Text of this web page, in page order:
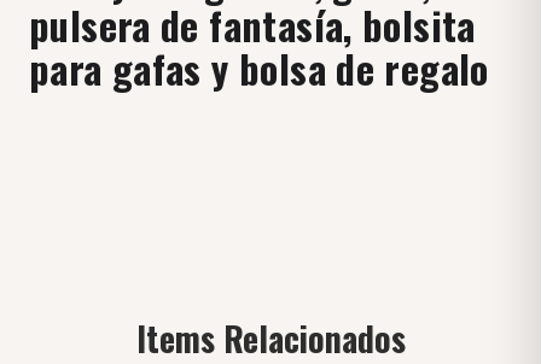
pulsera de fantasía, bolsita
para gafas y bolsa de regalo
Items Relacionados